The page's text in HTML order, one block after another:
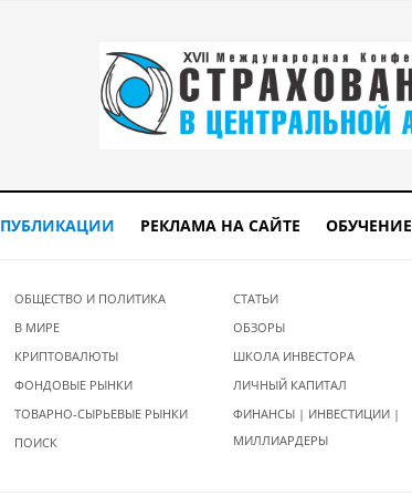
ПУБЛИКАЦИИ РЕКЛАМА НА САЙТЕ ОБУЧЕНИЕ
ОБЩЕСТВО И ПОЛИТИКА
В МИРЕ
КРИПТОВАЛЮТЫ
ФОНДОВЫЕ РЫНКИ
ТОВАРНО-СЫРЬЕВЫЕ РЫНКИ
ПОИСК
СТАТЬИ
ОБЗОРЫ
ШКОЛА ИНВЕСТОРА
ЛИЧНЫЙ КАПИТАЛ
ФИНАНСЫ | ИНВЕСТИЦИИ |
МИЛЛИАРДЕРЫ